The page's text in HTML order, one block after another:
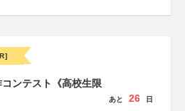
ンテスト《高校生限
あと 26 日